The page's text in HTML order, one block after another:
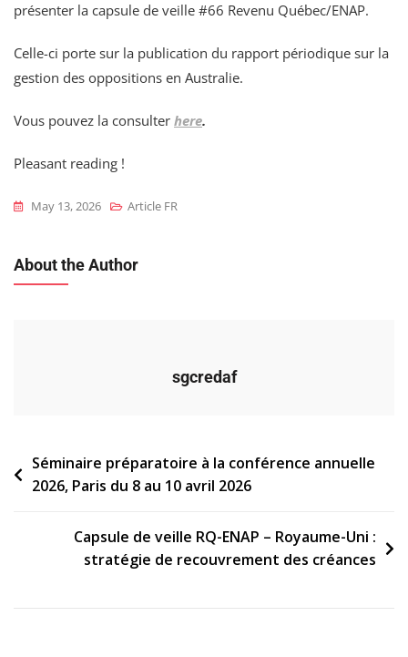
présenter la capsule de veille #66 Revenu Québec/ENAP.
Celle-ci porte sur la publication du rapport périodique sur la
gestion des oppositions en Australie.
Vous pouvez la consulter here.
Pleasant reading !
May 13, 2026 Article FR
About the Author
sgcredaf
Navigation
de
Séminaire préparatoire à la conférence annuelle
2026, Paris du 8 au 10 avril 2026
Capsule de veille RQ-ENAP – Royaume-Uni :
stratégie de recouvrement des créances